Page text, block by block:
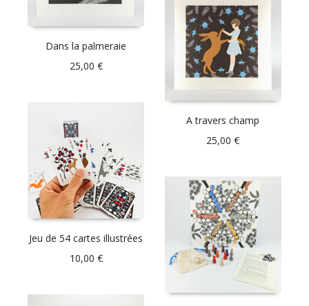
Dans la palmeraie
25,00 €
A travers champ
25,00€
Jeu de 54 cartes illustrées
10,00 €